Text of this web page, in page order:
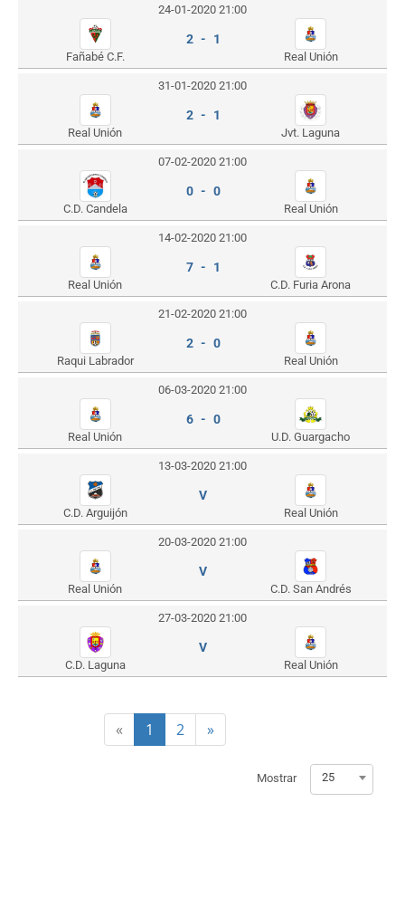
24-01-2020 21:00
Fañabé C.F.
2 - 1
Real Unión
31-01-2020 21:00
Real Unión
2 - 1
Jvt. Laguna
07-02-2020 21:00
C.D. Candela
0 - 0
Real Unión
14-02-2020 21:00
Real Unión
7 - 1
C.D. Furia Arona
21-02-2020 21:00
Raqui Labrador
2 - 0
Real Unión
06-03-2020 21:00
Real Unión
6 - 0
U.D. Guargacho
13-03-2020 21:00
C.D. Arguijón
V
Real Unión
20-03-2020 21:00
Real Unión
V
C.D. San Andrés
27-03-2020 21:00
C.D. Laguna
V
Real Unión
« 1 2 »
Mostrar 25